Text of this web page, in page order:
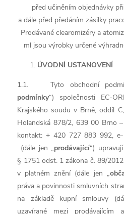
před učiněním objednávky
a dále před předáním zásilky
Prodávané clearomizéry a
ml jsou výrobky určené
ÚVODNÍ USTANOVENÍ
1.1. Tyto obchodní
podmínky“) společnosti EC-
Krajského soudu v Brně, oddíl
Holandská 878/2, 639 00 Brno
kontakt: + 420 727 883 992, e-
(dále jen „prodávající“)
§ 1751 odst. 1 zákona č. 89/
v platném znění (dále jen „
práva a povinnosti smluvních
na základě kupní smlouvy
uzavírané mezi